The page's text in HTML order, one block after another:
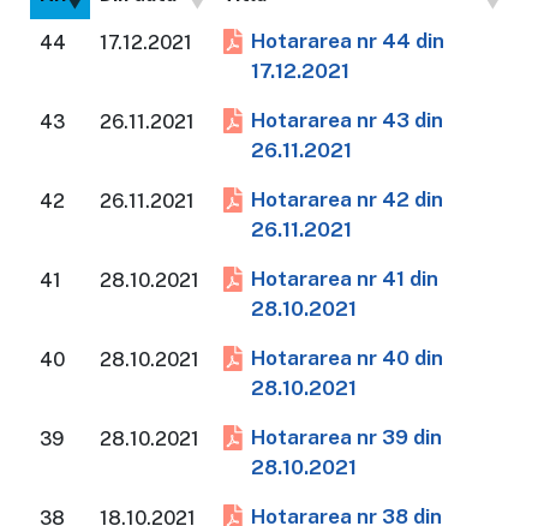
44 17.12.2021
Hotararea nr 44 din
17.12.2021
43 26.11.2021
Hotararea nr 43 din
26.11.2021
42 26.11.2021
Hotararea nr 42 din
26.11.2021
41 28.10.2021
Hotararea nr 41 din
28.10.2021
40 28.10.2021
Hotararea nr 40 din
28.10.2021
39 28.10.2021
Hotararea nr 39 din
28.10.2021
38 18.10.2021
Hotararea nr 38 din